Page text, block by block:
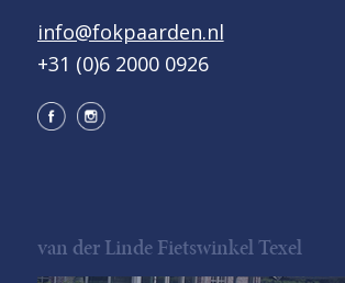
info@fokpaarden.nl
+31 (0)6 2000 0926
van der Linde Fietswinkel Texel